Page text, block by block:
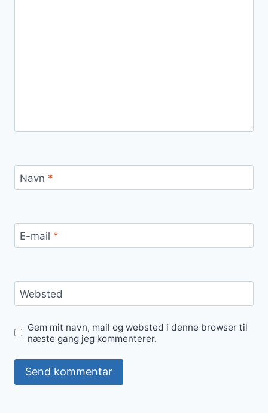
Navn *
E-mail *
Websted
Gem mit navn, mail og websted i denne browser til
næste gang jeg kommenterer.